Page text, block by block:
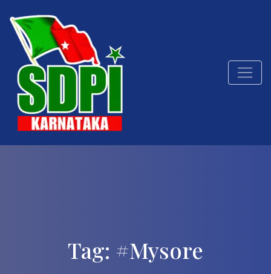
Tag: #Mysore